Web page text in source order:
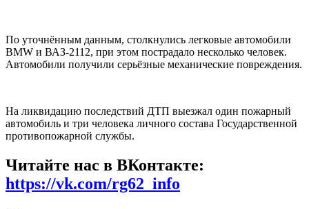
По уточнённым данным, столкнулись легковые автомобили
BMW и ВАЗ-2112, при этом пострадало несколько человек.
Автомобили получили серьёзные механические повреждения.
На ликвидацию последствий ДТП выезжал один пожарный
автомобиль и три человека личного состава Государственной
противопожарной службы.
Читайте нас в ВКонтакте:
https://vk.com/rg62_info